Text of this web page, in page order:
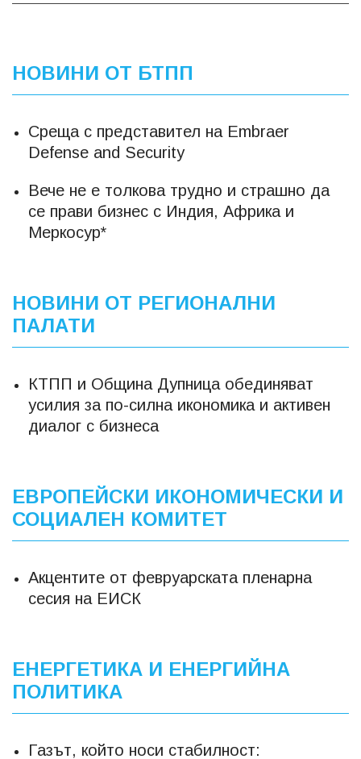
НОВИНИ ОТ БТПП
Среща с представител на Embraer
Defense and Security
Вече не е толкова трудно и страшно да
се прави бизнес с Индия, Африка и
Меркосур*
НОВИНИ ОТ РЕГИОНАЛНИ
ПАЛАТИ
КТПП и Община Дупница обединяват
усилия за по-силна икономика и активен
диалог с бизнеса
ЕВРОПЕЙСКИ ИКОНОМИЧЕСКИ И
СОЦИАЛЕН КОМИТЕТ
Акцентите от февруарската пленарна
сесия на ЕИСК
ЕНЕРГЕТИКА И ЕНЕРГИЙНА
ПОЛИТИКА
Газът, който носи стабилност: